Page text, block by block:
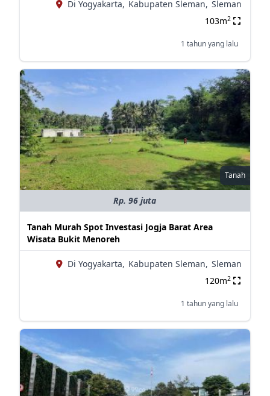
Di Yogyakarta, Kabupaten Sleman, Sleman
103m2
1 tahun yang lalu
Tanah
Rp. 96 juta
Tanah Murah Spot Investasi Jogja Barat Area
Wisata Bukit Menoreh
Di Yogyakarta, Kabupaten Sleman, Sleman
120m2
1 tahun yang lalu